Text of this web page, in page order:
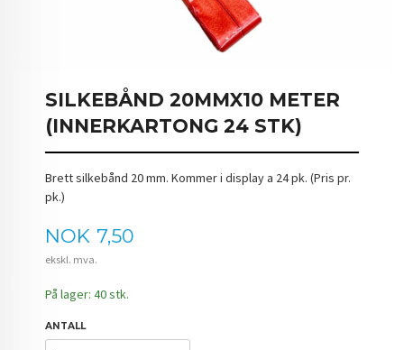
SILKEBÅND 20MMX10 METER
(INNERKARTONG 24 STK)
Brett silkebånd 20 mm. Kommer i display a 24 pk. (Pris pr.
pk.)
Pris
NOK 7,50
ekskl. mva.
På lager: 40 stk.
ANTALL